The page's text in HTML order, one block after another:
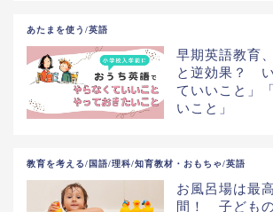
あたまを使う/英語
早期英語教育
と逆効果？ い
ていいこと」
いこと」
教育を考える/国語/理科/知育教材・おもちゃ/英語
お風呂場は最
間！ 子ども